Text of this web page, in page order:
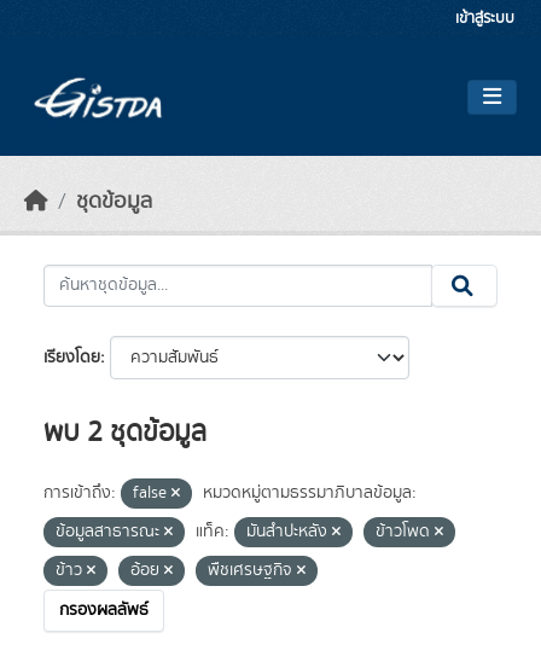
เข้าสู่ระบบ
ชุดข้อมูล
เรียงโดย
พบ 2 ชุดข้อมูล
การเข้าถึง: false
หมวดหมู่ตามธรรมาภิบาลข้อมูล:
ข้อมูลสาธารณะ
แท็ค: มันสำปะหลัง
ข้าวโพด
ข้าว
อ้อย
พืชเศรษฐกิจ
กรองผลลัพธ์